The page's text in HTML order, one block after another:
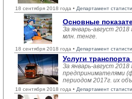
18 сентября 2018 года • Департамент
Основные
За январь-август
млн. тенге.
18 сентября 2018 года • Департамент
Услуги
За январь-август
предпринимателями
периодом 2017г. их
18 сентября 2018 года • Департамент